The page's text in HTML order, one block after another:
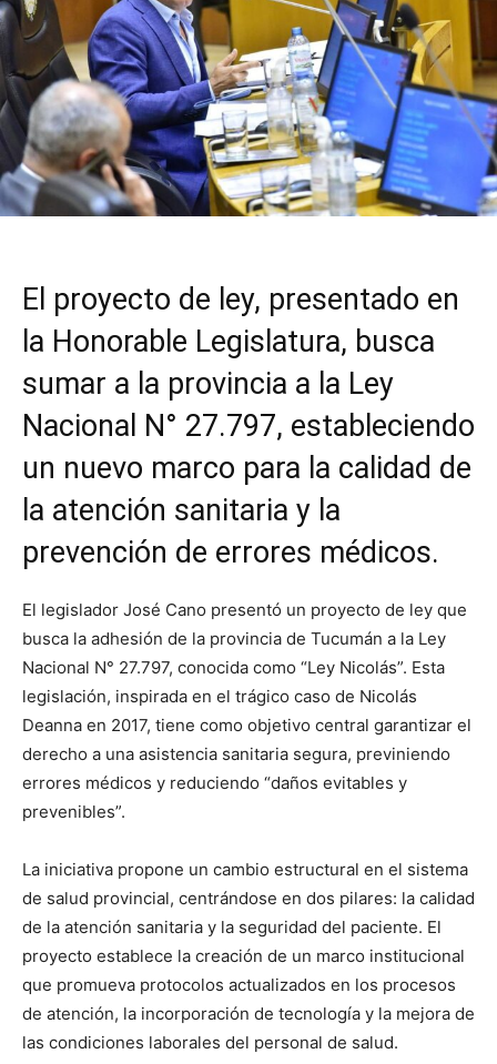
El proyecto de ley, presentado en
la Honorable Legislatura, busca
sumar a la provincia a la Ley
Nacional N° 27.797, estableciendo
un nuevo marco para la calidad de
la atención sanitaria y la
prevención de errores médicos.
El legislador José Cano presentó un proyecto de ley que
busca la adhesión de la provincia de Tucumán a la Ley
Nacional N° 27.797, conocida como “Ley Nicolás”. Esta
legislación, inspirada en el trágico caso de Nicolás
Deanna en 2017, tiene como objetivo central garantizar el
derecho a una asistencia sanitaria segura, previniendo
errores médicos y reduciendo “daños evitables y
prevenibles”.
La iniciativa propone un cambio estructural en el sistema
de salud provincial, centrándose en dos pilares: la calidad
de la atención sanitaria y la seguridad del paciente. El
proyecto establece la creación de un marco institucional
que promueva protocolos actualizados en los procesos
de atención, la incorporación de tecnología y la mejora de
las condiciones laborales del personal de salud.